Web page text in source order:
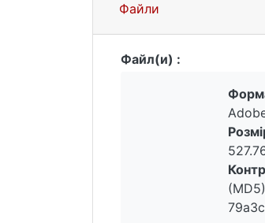
Файли
Файл(и) :